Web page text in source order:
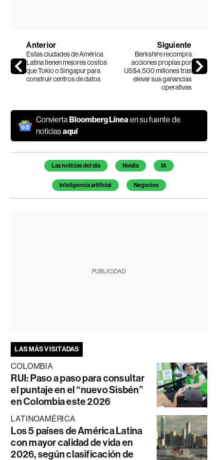
Anterior
Estas ciudades de América
Latina tienen mejores costos
que Tokio o Singapur para
construir centros de datos
Siguiente
Berkshire recompra
acciones propias por
US$4.500 millones tras
elevar sus ganancias
operativas
ConviertaBloomberg Líneaen su fuente de
noticiasaquí
Temas de este artículo
Las noticias del día Nvidia IA
Inteligencia artificial Negocios
PUBLICIDAD
LAS MÁS VISITADAS
COLOMBIA
RUI: Paso a paso para consultar
el puntaje en el “nuevo Sisbén”
en Colombia este 2026
LATINOAMÉRICA
Los 5 países de América Latina
con mayor calidad de vida en
2026, según clasificación de